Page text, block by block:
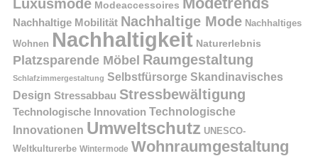
Luxusmode Modeaccessoires
Nachhaltige Mobilität Nachhaltige Mode Nachhaltiges
Wohnen Nachhaltigkeit Naturerlebnis
Platzsparende Möbel Raumgestaltung
Schlafzimmergestaltung Selbstfürsorge Skandinavisches
Design Stressabbau Stressbewältigung
Technologische Innovation Technologische
Innovationen Umweltschutz UNESCO-
Weltkulturerbe Wintermode Wohnraumgestaltung